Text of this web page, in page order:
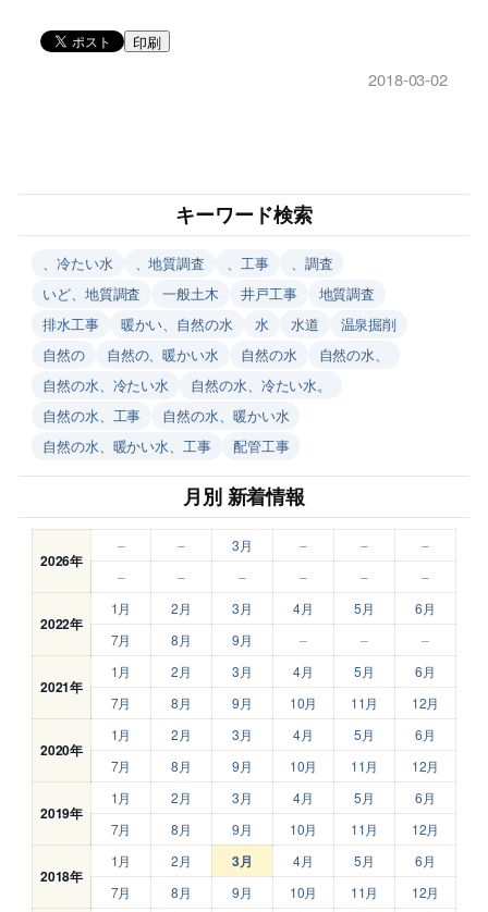
印刷
2018-03-02
キーワード検索
、冷たい水 、地質調査 、工事
、調査
いど、地質調査
一般土木 井戸工事
地質調査
排水工事
暖かい、自然の水 水 水道
温泉掘削
自然の
自然の、暖かい水 自然の水
自然の水、
自然の水、冷たい水
自然の水、冷たい水。
自然の水、工事
自然の水、暖かい水
自然の水、暖かい水、工事
配管工事
月別 新着情報
2026年
– – 3月 – –
–
–
– – – – –
2022年
1月 2月 3月 4月 5月
6月
7月
8月 9月 – – –
2021年
1月 2月 3月 4月 5月
6月
7月
8月 9月 10月 11月 12月
2020年
1月 2月 3月 4月 5月
6月
7月
8月 9月 10月 11月 12月
2019年
1月 2月 3月 4月 5月
6月
7月
8月 9月 10月 11月 12月
2018年
1月 2月 3月 4月 5月
6月
7月
8月 9月 10月 11月 12月